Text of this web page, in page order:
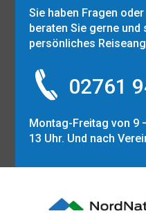
Sie haben Fragen
beraten Sie gerne
persönliches
02761
Montag-Freitag von 9
13 Uhr. Und nach